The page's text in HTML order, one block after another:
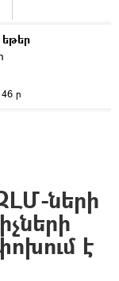
եթեր
46 ր
ների
է